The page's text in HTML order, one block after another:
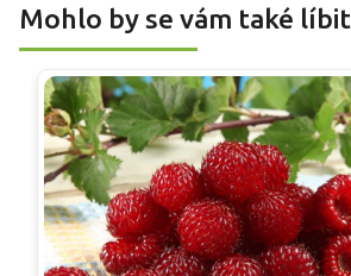
Mohlo by se vám také líbit